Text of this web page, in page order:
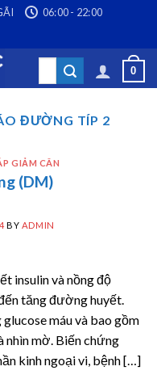
06:00 - 22:00
Search
0
ĐƯỜNG TÍP 2
GIẢM CÂN
(DM)
BY ADMIN
insulin và nồng độ
tăng đường huyết.
máu và bao gồm
nhìn mờ. Biến chứng
kinh ngoại vi, bệnh […]